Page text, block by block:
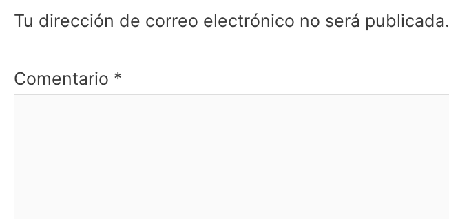
Tu dirección de correo electrónico no será publicada.
Comentario *